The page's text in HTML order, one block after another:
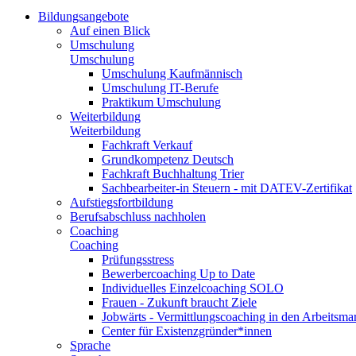
Bildungsangebote
Auf einen Blick
Umschulung
Umschulung
Umschulung Kaufmännisch
Umschulung IT-Berufe
Praktikum Umschulung
Weiterbildung
Weiterbildung
Fachkraft Verkauf
Grundkompetenz Deutsch
Fachkraft Buchhaltung Trier
Sachbearbeiter-in Steuern - mit DATEV-Zertifikat
Aufstiegsfortbildung
Berufsabschluss nachholen
Coaching
Coaching
Prüfungsstress
Bewerbercoaching Up to Date
Individuelles Einzelcoaching SOLO
Frauen - Zukunft braucht Ziele
Jobwärts - Vermittlungscoaching in den
Center für Existenzgründer*innen
Sprache